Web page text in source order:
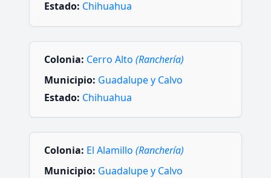
Estado: Chihuahua
Colonia: Cerro Alto (Ranchería)
Municipio: Guadalupe y Calvo
Estado: Chihuahua
Colonia: El Alamillo (Ranchería)
Municipio: Guadalupe y Calvo